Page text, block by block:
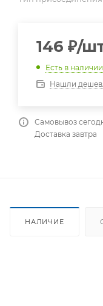
146 ₽/
Есть в наличии
Нашли
Самовывоз
Доставка завтра
НАЛИЧИЕ